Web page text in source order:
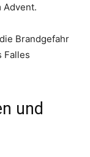
Advent.
Brandgefahr
Falles
und